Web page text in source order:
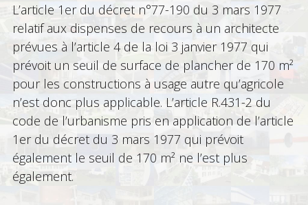
L’article 1er du décret n°77-190 du 3 mars 1977
relatif aux dispenses de recours à un architecte
prévues à l’article 4 de la loi 3 janvier 1977 qui
prévoit un seuil de surface de plancher de 170 m²
pour les constructions à usage autre qu’agricole
n’est donc plus applicable. L’article R.431-2 du
code de l’urbanisme pris en application de l’article
1er du décret du 3 mars 1977 qui prévoit
également le seuil de 170 m² ne l’est plus
également.